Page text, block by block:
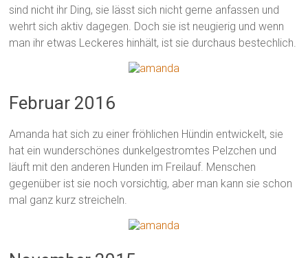
sind nicht ihr Ding, sie lässt sich nicht gerne anfassen und
wehrt sich aktiv dagegen. Doch sie ist neugierig und wenn
man ihr etwas Leckeres hinhält, ist sie durchaus bestechlich.
Februar 2016
Amanda hat sich zu einer fröhlichen Hündin entwickelt, sie
hat ein wunderschönes dunkelgestromtes Pelzchen und
läuft mit den anderen Hunden im Freilauf. Menschen
gegenüber ist sie noch vorsichtig, aber man kann sie schon
mal ganz kurz streicheln.